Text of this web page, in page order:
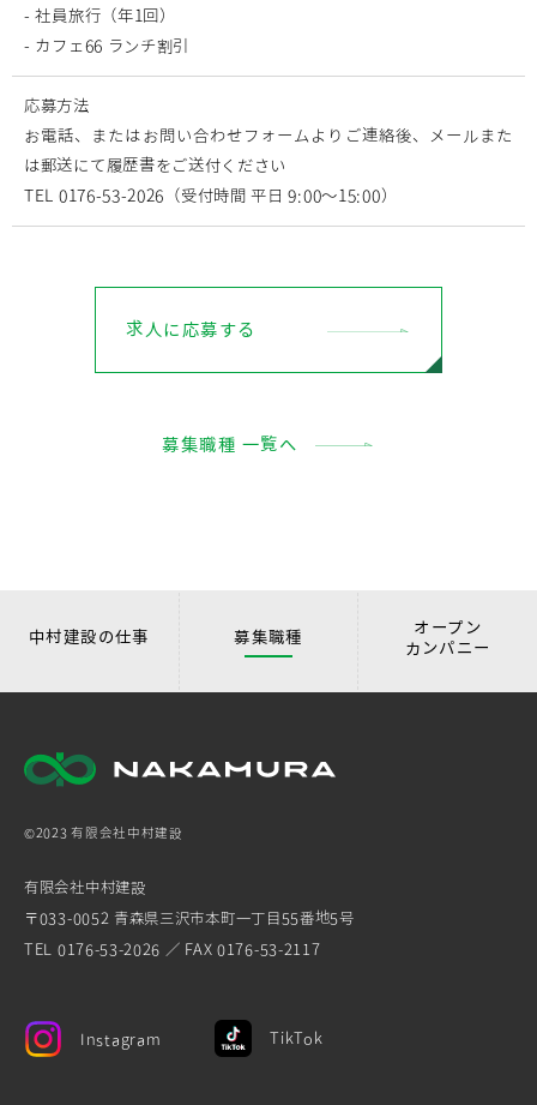
- 社員旅行（年1回）
- カフェ66 ランチ割引
応募方法
お電話、またはお問い合わせフォームよりご連絡後、メールまた
は郵送にて履歴書をご送付ください
TEL 0176-53-2026（受付時間 平日 9:00〜15:00）
求人に応募する
募集職種 一覧へ
中村建設の仕事 募集職種
オープン
カンパニー
©2023 有限会社中村建設
有限会社中村建設
〒033-0052 青森県三沢市本町一丁目55番地5号
TEL 0176-53-2026 ／ FAX 0176-53-2117
Instagram TikTok